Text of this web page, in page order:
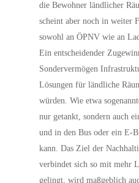
die Bewohner ländlicher
scheint aber noch in weiter
sowohl an ÖPNV wie an
Ein entscheidender
Sondervermögen
Lösungen für ländliche
würden. Wie etwa
nur getankt, sondern auch
und in den Bus oder ein E-
kann. Das Ziel der
verbindet sich so mit mehr
gelingt, wird maßgeblich